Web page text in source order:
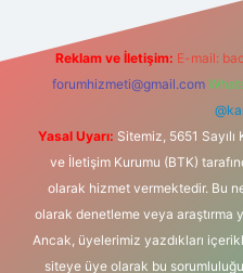
Reklam ve İletişim: E-mail:
forumhizmeti@gmail.com
Yasal Uyarı: Sitemiz, 5651
ve İletişim Kurumu (BTK)
olarak hizmet vermektedir. Bu
olarak denetleme veya araştırma
Ancak, üyelerimiz yazdıkları
siteye üye olarak bu